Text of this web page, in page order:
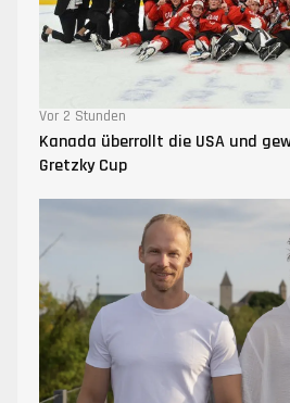
Vor 2 Stunden
Kanada überrollt die USA und
Gretzky Cup